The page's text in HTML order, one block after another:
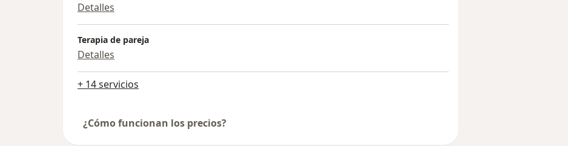
Detalles
Terapia de pareja
Detalles
+ 14 servicios
¿Cómo funcionan los precios?